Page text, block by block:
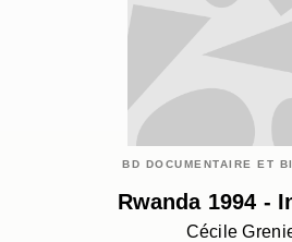
BD DOCUMENTAIRE ET
Rwanda 1994 -
Cécile